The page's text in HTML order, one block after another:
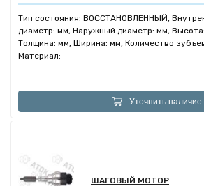
Тип состояния: ВОССТАНОВЛЕННЫЙ,
диаметр: мм, Наружный диаметр: мм,
Толщина: мм, Ширина: мм, Количество
Материал:
Уточнить наличие
ШАГОВЫЙ МОТОР